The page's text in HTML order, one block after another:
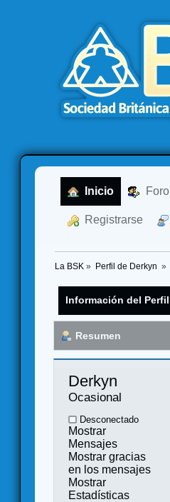
Inicio Foro
Registrarse
La BSK » Perfil de Derkyn »
Información del Perfil
Resumen
Derkyn
Ocasional
Desconectado
Mostrar
Mensajes
Mostrar gracias
en los mensajes
Mostrar
Estadísticas